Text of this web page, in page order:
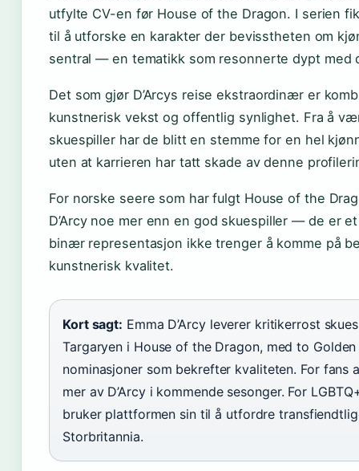
utfylte CV-en før House of the Dragon. I serien
til å utforske en karakter der bevisstheten om
sentral — en tematikk som resonnerte dypt med
Det som gjør D’Arcys reise ekstraordinær er
kunstnerisk vekst og offentlig synlighet. Fra å
skuespiller har de blitt en stemme for en hel
uten at karrieren har tatt skade av denne
For norske seere som har fulgt House of the
D’Arcy noe mer enn en god skuespiller — de er
binær representasjon ikke trenger å komme på
kunstnerisk kvalitet.
Kort sagt: Emma D’Arcy leverer kritikerrost
Targaryen i House of the Dragon, med to
nominasjoner som bekrefter kvaliteten. For fans
mer av D’Arcy i kommende sesonger. For
bruker plattformen sin til å utfordre
Storbritannia.